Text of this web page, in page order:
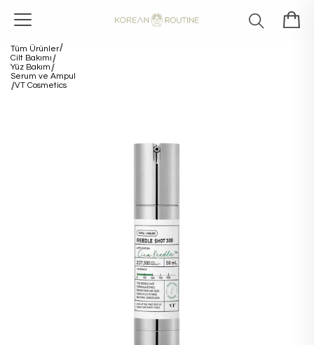
Tüm Ürünler
Cilt Bakımı
Yüz Bakım
Serum ve Ampul
VT Cosmetics